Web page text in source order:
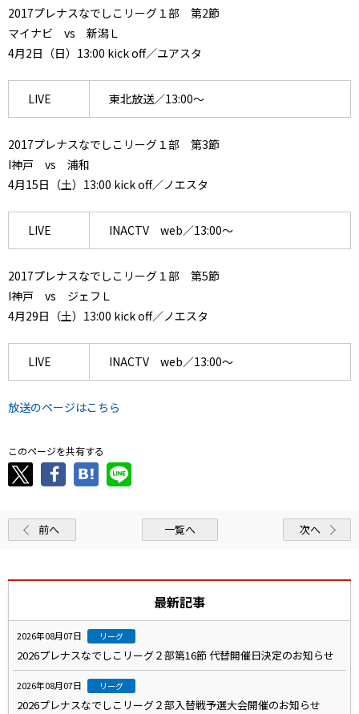
2017プレナスなでしこリーグ１部 第2節
マイナビ vs 新潟Ｌ
4月2日（日）13:00 kick off／ユアスタ
LIVE 東北放送／13:00～
2017プレナスなでしこリーグ１部 第3節
I神戸 vs 浦和
4月15日（土）13:00 kick off／ノエスタ
LIVE INACTV web／13:00～
2017プレナスなでしこリーグ１部 第5節
I神戸 vs ジェフＬ
4月29日（土）13:00 kick off／ノエスタ
LIVE INACTV web／13:00～
放送のページはこちら
このページを共有する
前へ 一覧へ 次へ
最新記事
2026年08月07日 リーグ
2026プレナスなでしこリーグ２部第16節 代替開催日決定のお知らせ
2026年08月07日 リーグ
2026プレナスなでしこリーグ２部入替戦予選大会開催のお知らせ